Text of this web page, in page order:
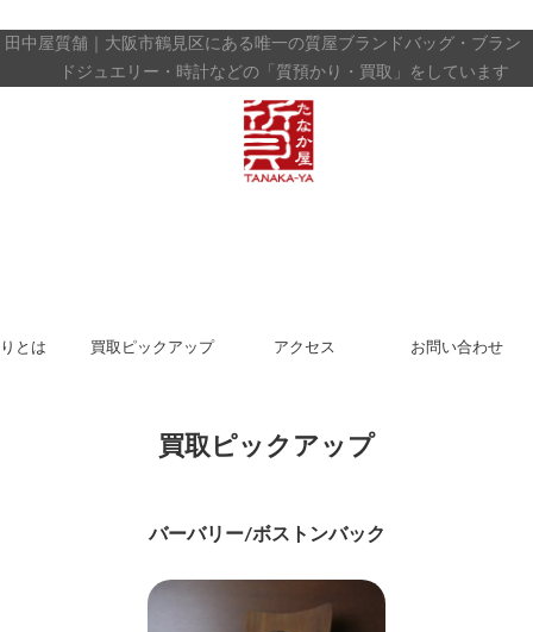
田中屋質舗｜大阪市鶴見区にある唯一の質屋ブランドバッグ・ブラン
ドジュエリー・時計などの「質預かり・買取」をしています
とは 買取ピックアップ アクセス お問い合わせ
買取ピックアップ
バーバリー/ボストンバック